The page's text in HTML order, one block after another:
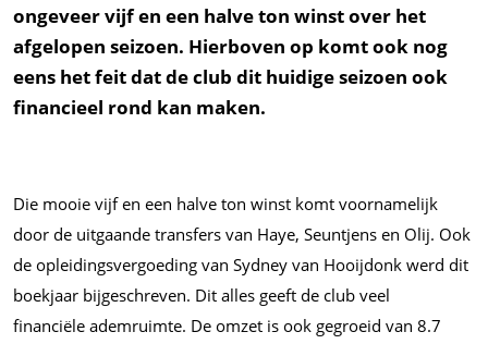
ongeveer vijf en een halve ton winst over het
afgelopen seizoen. Hierboven op komt ook nog
eens het feit dat de club dit huidige seizoen ook
financieel rond kan maken.
Die mooie vijf en een halve ton winst komt voornamelijk
door de uitgaande transfers van Haye, Seuntjens en Olij. Ook
de opleidingsvergoeding van Sydney van Hooijdonk werd dit
boekjaar bijgeschreven. Dit alles geeft de club veel
financiële ademruimte. De omzet is ook gegroeid van 8.7